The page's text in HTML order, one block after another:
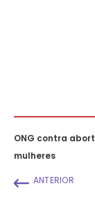
ONG contra
mulheres
ANTERIOR